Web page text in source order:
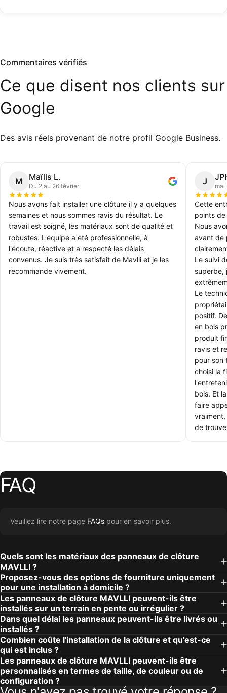
Commentaires vérifiés
Ce que disent nos clients sur
Google
Des avis réels provenant de notre profil Google Business.
M Maïlis L.
Du 2 au 26 février
Nous avons fait installer une clôture il y a quelques
semaines et nous sommes ravis du résultat. Le
travail est soigné, les matériaux sont de qualité et
robustes. L'équipe a été professionnelle, à
l'écoute, réactive et a respecté les délais
convenus. Je suis très satisfait de Mavlli et je les
recommande vivement.
J mai
Cette
points
Nous
avant de
Le suivi
superbe,
Le
positif.
en bois
produit
ravis et
pour son
choisi la
bois. Et
faire
de
FAQ
Veuillez lire notre page FAQs pour en savoir plus.
Quels sont les matériaux des panneaux de clôture
MAVLLI ?
Proposez-vous des options de fourniture uniquement
pour une installation à domicile ?
Les panneaux de clôture MAVLLI peuvent-ils être
installés sur un terrain en pente ou irrégulier ?
Dans quel délai les panneaux peuvent-ils être livrés ou
installés ?
Combien coûte l'installation de la clôture et qu'est-ce
qui est inclus ?
Les panneaux de clôture MAVLLI peuvent-ils être
personnalisés en termes de taille, de couleur ou de
configuration ?